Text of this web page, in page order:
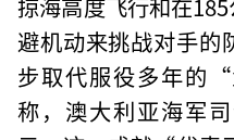
避机动来挑战对手的
步取代服役多年的
称，澳大利亚海军